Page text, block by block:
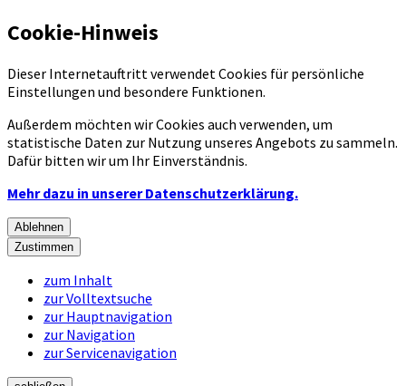
Cookie-Hinweis
Dieser Internetauftritt verwendet Cookies für persönliche
Einstellungen und besondere Funktionen.
Außerdem möchten wir Cookies auch verwenden, um
statistische Daten zur Nutzung unseres Angebots zu sammeln.
Dafür bitten wir um Ihr Einverständnis.
Mehr dazu in unserer Datenschutzerklärung.
Ablehnen
Zustimmen
zum Inhalt
zur Volltextsuche
zur Hauptnavigation
zur Navigation
zur Servicenavigation